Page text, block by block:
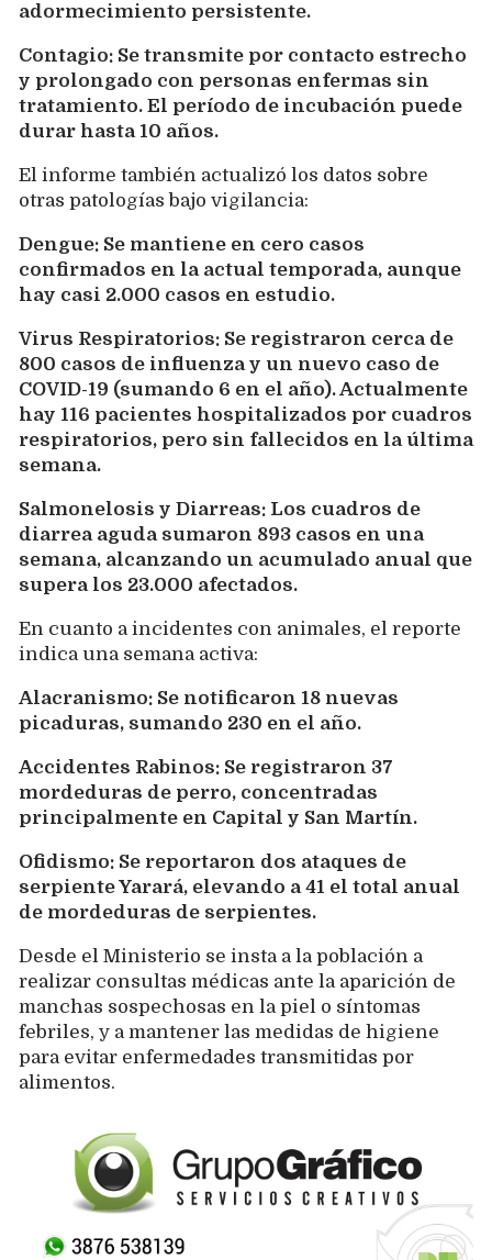
adormecimiento persistente.
Contagio: Se transmite por contacto estrecho
y prolongado con personas enfermas sin
tratamiento. El período de incubación puede
durar hasta 10 años.
El informe también actualizó los datos sobre
otras patologías bajo vigilancia:
Dengue: Se mantiene en cero casos
confirmados en la actual temporada, aunque
hay casi 2.000 casos en estudio.
Virus Respiratorios: Se registraron cerca de
800 casos de influenza y un nuevo caso de
COVID-19 (sumando 6 en el año). Actualmente
hay 116 pacientes hospitalizados por cuadros
respiratorios, pero sin fallecidos en la última
semana.
Salmonelosis y Diarreas: Los cuadros de
diarrea aguda sumaron 893 casos en una
semana, alcanzando un acumulado anual que
supera los 23.000 afectados.
En cuanto a incidentes con animales, el reporte
indica una semana activa:
Alacranismo: Se notificaron 18 nuevas
picaduras, sumando 230 en el año.
Accidentes Rabinos: Se registraron 37
mordeduras de perro, concentradas
principalmente en Capital y San Martín.
Ofidismo: Se reportaron dos ataques de
serpiente Yarará, elevando a 41 el total anual
de mordeduras de serpientes.
Desde el Ministerio se insta a la población a
realizar consultas médicas ante la aparición de
manchas sospechosas en la piel o síntomas
febriles, y a mantener las medidas de higiene
para evitar enfermedades transmitidas por
alimentos.